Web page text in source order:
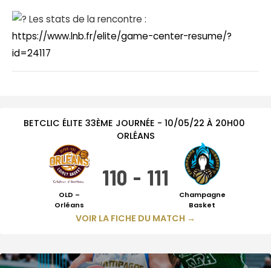
Les stats de la rencontre :
https://www.lnb.fr/elite/game-center-resume/?
id=24117
BETCLIC ÉLITE 33ÈME JOURNÉE - 10/05/22 À 20H00
ORLÉANS
Champagne
Basket
111
-
110
OLD –
Orléans
VOIR LA FICHE DU MATCH →